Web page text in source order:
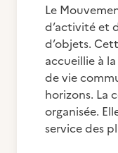
Le
d’activité et
d’objets.
accueillie à
de vie
horizons. La
organisée.
service des